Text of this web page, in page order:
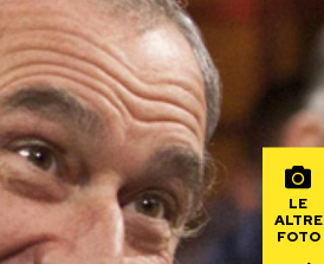
LE
ALTRE
FOTO